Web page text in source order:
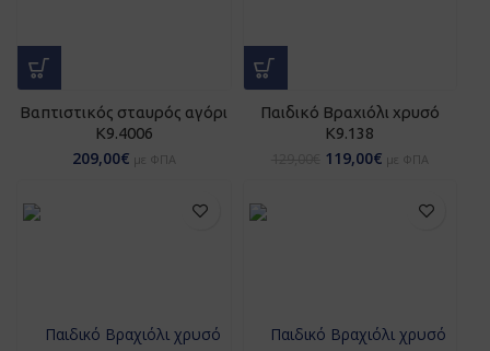
Βαπτιστικός σταυρός αγόρι
K9.4006
209,00€ με ΦΠΑ
Παιδικό Βραχιόλι χρυσό
Κ9.138
119,00€ με ΦΠΑ